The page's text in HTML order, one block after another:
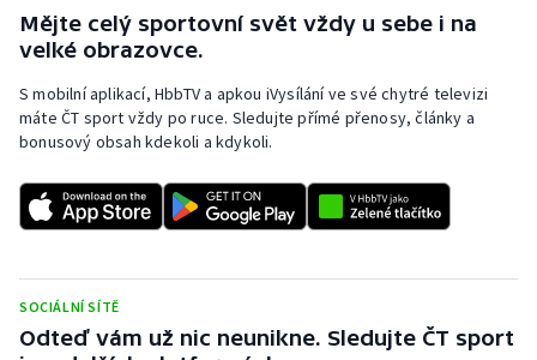
Rychlostní kanoistika
Short track
Stolní tenis
Triatlon
Veslování
Mějte celý sportovní svět vždy u sebe i na
velké obrazovce.
S mobilní aplikací, HbbTV a apkou iVysílání ve své chytré televizi
máte ČT sport vždy po ruce. Sledujte přímé přenosy, články a
bonusový obsah kdekoli a kdykoli.
SOCIÁLNÍ SÍTĚ
Odteď vám už nic neunikne. Sledujte ČT sport